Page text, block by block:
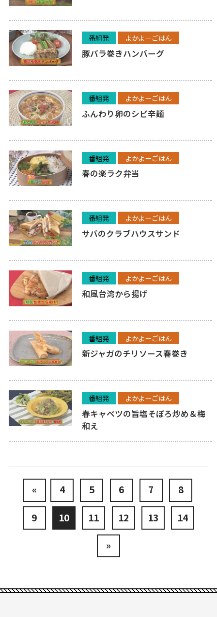
番組発 よかよーごはん
豚バラ巻きハンバーグ
番組発 よかよーごはん
ふんわり卵のシビ辛麺
番組発 よかよーごはん
春の楽ラク弁当
番組発 よかよーごはん
サバのクラブハウスサンド
番組発 よかよーごはん
和風台湾から揚げ
番組発 よかよーごはん
新ジャガのチリソース春巻き
番組発 よかよーごはん
春キャベツの旨塩そぼろ炒め＆梅
和え
« 4 5 6 7 8
9 10 11 12 13 14
»